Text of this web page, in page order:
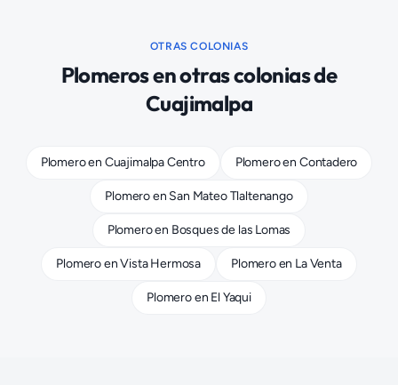
OTRAS COLONIAS
Plomerosen otras colonias de
Cuajimalpa
Plomeroen Cuajimalpa Centro Plomeroen Contadero
Plomeroen San Mateo Tlaltenango
Plomeroen Bosques de las Lomas
PlomeroenVista Hermosa Plomeroen La Venta
Plomeroen El Yaqui